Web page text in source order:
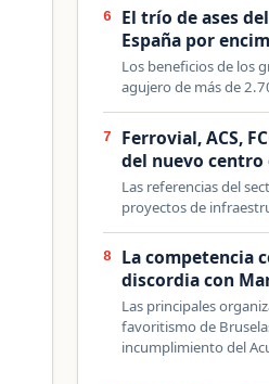
6
El trío de ases
España por
Los beneficios de los
agujero de más de
7
Ferrovial, ACS,
del nuevo
Las referencias del
proyectos de
8
La competencia
discordia con
Las principales
favoritismo de
incumplimiento del